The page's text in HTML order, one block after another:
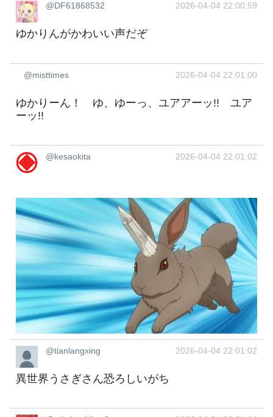
@DF61868532 2026-04-04 22:00:59
ゆかりんがかわいい声だぞ
@misttimes 2026-04-04 22:01:00
ゆかりーん！ ゆ、ゆーっ、ユアアーッ!! ユア
ーッ!!
@kesaokita 2026-04-04 22:01:02
@tianlangxing 2026-04-04 22:01:02
異世界うさぎさん恐ろしいがち